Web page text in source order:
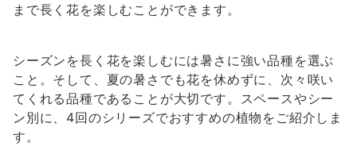
まで長く花を楽しむことができます。
シーズンを長く花を楽しむには暑さに強い品種を選ぶ
こと。そして、夏の暑さでも花を休めずに、次々咲い
てくれる品種であることが大切です。スペースやシー
ン別に、4回のシリーズでおすすめの植物をご紹介しま
す。